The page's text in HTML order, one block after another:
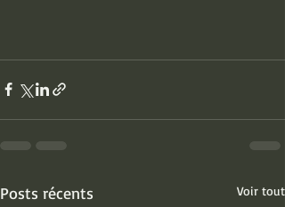
Posts récents Voir tout